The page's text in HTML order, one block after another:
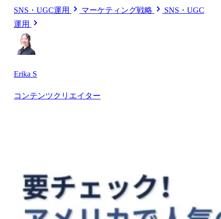
SNS・UGC運用 マーケティング戦略
SNS・UGC
運用
Erika S
コンテンツクリエイター